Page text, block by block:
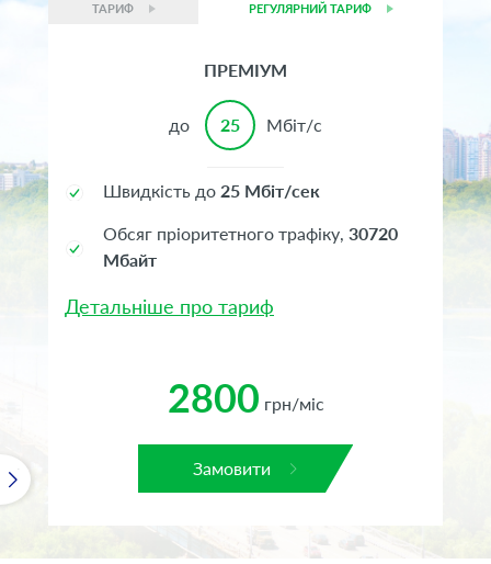
ТАРИФ РЕГУЛЯРНИЙ ТАРИФ
ПРЕМІУМ
до 25 Мбіт/с
Швидкість до 25 Мбіт/сек
Обсяг пріоритетного трафіку, 30720
Мбайт
Детальніше про тариф
2800 грн/міс
Замовити